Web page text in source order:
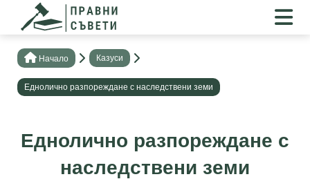
Нaчало Казуси
Еднолично разпореждане с наследствени земи
Еднолично разпореждане с
наследствени земи